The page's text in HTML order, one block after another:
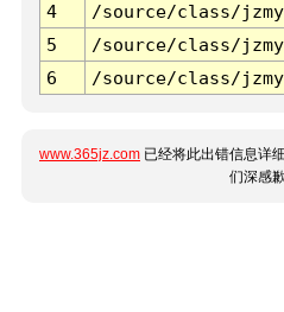
4
/source/class/
5
/source/class/
6
/source/class/
www.365jz.com 已经将此出错信息详
们深感